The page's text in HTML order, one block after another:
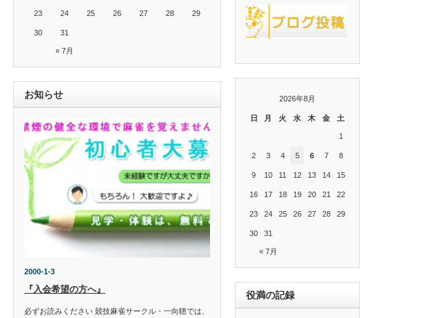
« 7月
23 24 25 26 27 28 29
30 31
お知らせ
2000-1-3
『入会希望の方へ』
必ずお読みください 競技麻雀サークル・一向聴では、
2026年8月
日 月 火 水 木 金 土
« 7月
1
2 3 4 5 6 7 8
9 10 11 12 13 14 15
16 17 18 19 20 21 22
23 24 25 26 27 28 29
30 31
役満の記録